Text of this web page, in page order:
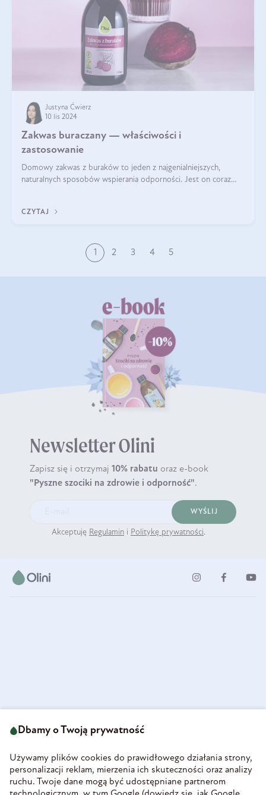
Justyna Ćwierz
10 lis 2024
Zakwas buraczany — właściwości i
zastosowanie
Domowy zakwas z buraków to jeden z najgenialniejszych,
naturalnych sposobów wspierania odporności. Jest on coraz
CZYTAJ
1 2 3 4 5
Newsletter Olini
Zapisz się i otrzymaj 10% rabatu oraz e-book
"Pyszne szociki na zdrowie i odporność".
WYŚLIJ
Akceptuję Regulamin i Politykę prywatności.
58-160 Świebodzice
REGON 890213034
INFORMACJE
Dbamy o Twoją prywatność
Używamy plików cookies do prawidłowego działania strony,
personalizacji reklam, mierzenia ich skuteczności oraz analizy
ruchu. Twoje dane mogą być udostępniane partnerom